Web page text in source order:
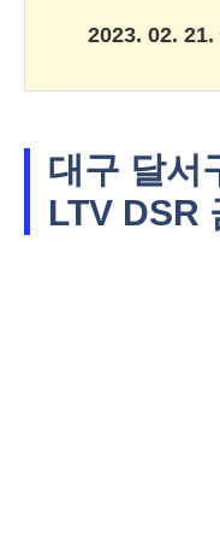
2023. 02. 21.
대구 달서
LTV DSR